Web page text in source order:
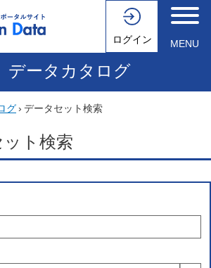
ログイン MENU
データカタログ
グ› データセット検索
ト検索